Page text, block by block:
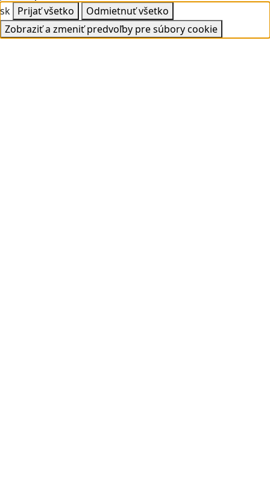
sk Prijať všetko
Odmietnuť všetko
Zobraziť a zmeniť predvoľby pre súbory cookie